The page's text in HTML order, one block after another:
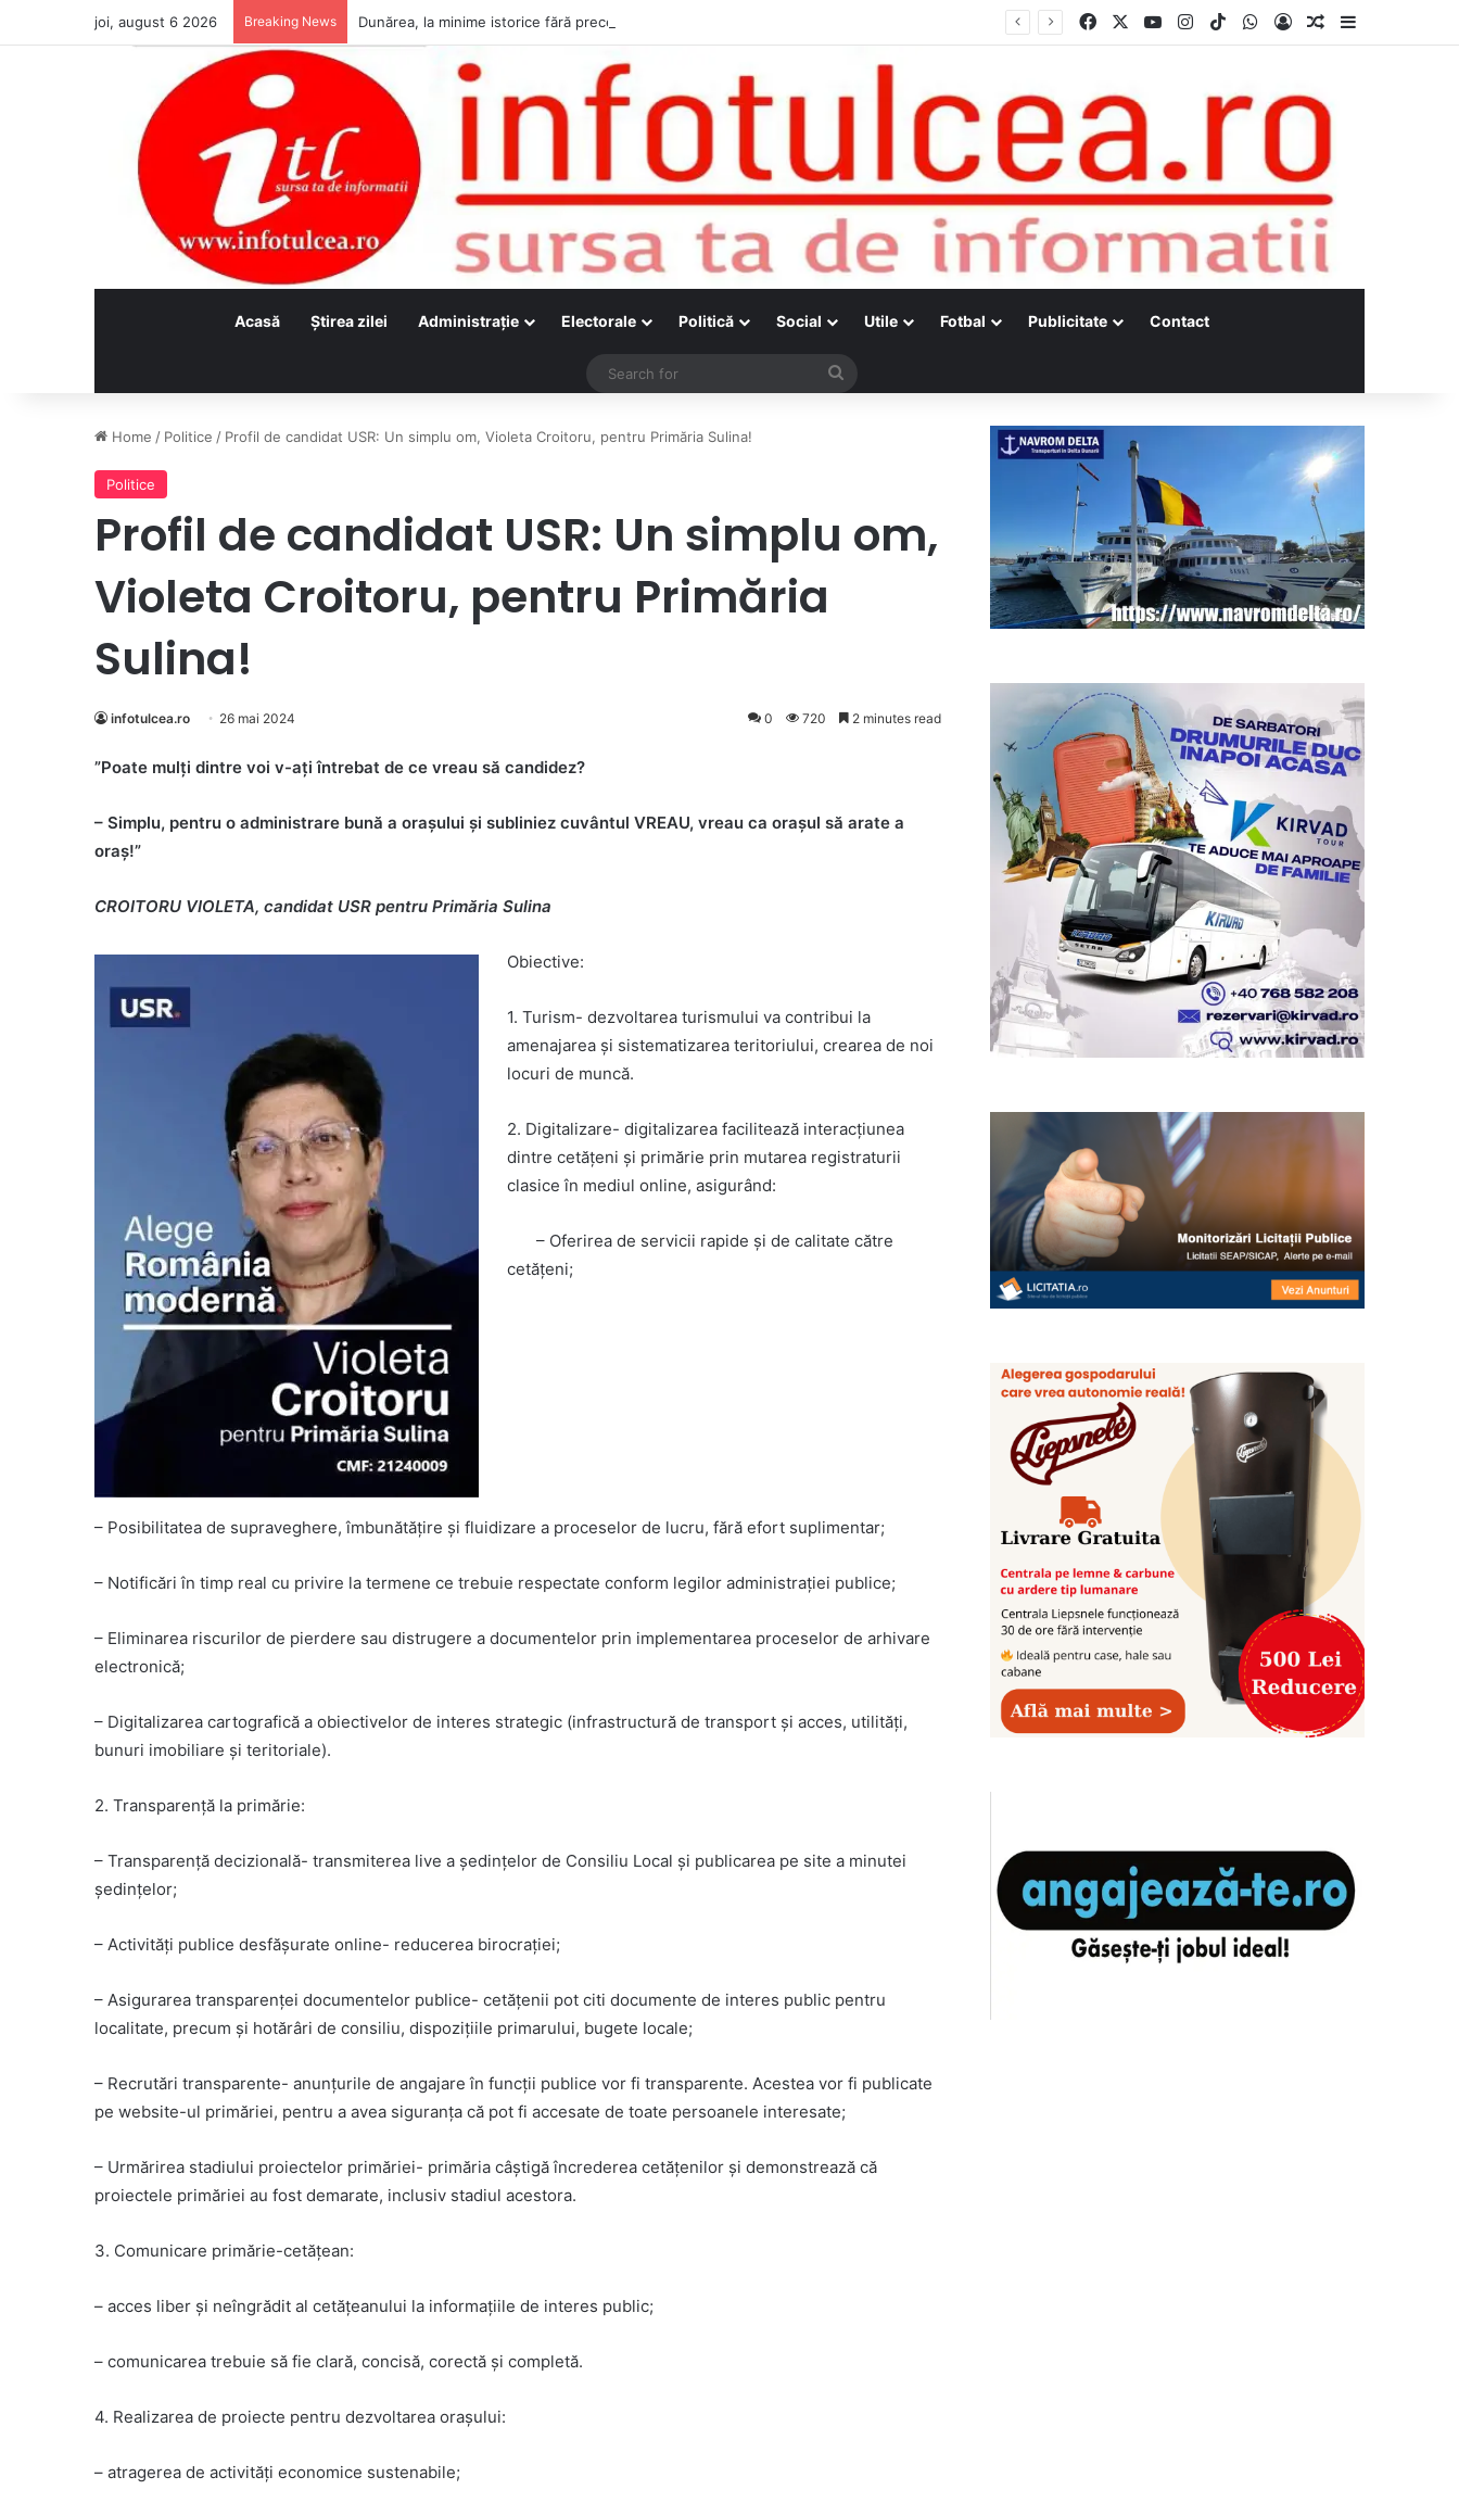
joi, august 6 2026 Breaking News Facebook YouTubeInstagram
TikTokWhatsApp
Log InRandom Article
Acasă Ştirea zilei Administraţie Electorale Politică Social Utile Fotbal Publicitate Contact
Search
Home / Politice / Profil de candidat USR: Un simplu om, Violeta Croitoru, pentru Primăria Sulina!
Politice
Profil de candidat USR: Un simplu om,
Violeta Croitoru, pentru Primăria
Sulina!
infotulcea.ro 26 mai 2024 0 720 2 minutes read
”Poate mulți dintre voi v-ați întrebat de ce vreau să candidez?
– Simplu, pentru o administrare bună a orașului și subliniez cuvântul VREAU, vreau ca orașul să arate a
oraș!”
CROITORU VIOLETA, candidat USR pentru Primăria Sulina
Obiective:
1. Turism- dezvoltarea turismului va contribui la
amenajarea și sistematizarea teritoriului, crearea de noi
locuri de muncă.
2. Digitalizare- digitalizarea facilitează interacțiunea
dintre cetățeni și primărie prin mutarea registraturii
clasice în mediul online, asigurând:
– Oferirea de servicii rapide și de calitate către
cetățeni;
– Posibilitatea de supraveghere, îmbunătățire și fluidizare a proceselor de lucru, fără efort suplimentar;
– Notificări în timp real cu privire la termene ce trebuie respectate conform legilor administrației publice;
– Eliminarea riscurilor de pierdere sau distrugere a documentelor prin implementarea proceselor de arhivare
electronică;
– Digitalizarea cartografică a obiectivelor de interes strategic (infrastructură de transport și acces, utilități,
bunuri imobiliare și teritoriale).
2. Transparență la primărie:
– Transparență decizională- transmiterea live a ședințelor de Consiliu Local și publicarea pe site a minutei
ședințelor;
– Activități publice desfășurate online- reducerea birocrației;
– Asigurarea transparenței documentelor publice- cetățenii pot citi documente de interes public pentru
localitate, precum și hotărâri de consiliu, dispozițiile primarului, bugete locale;
– Recrutări transparente- anunțurile de angajare în funcții publice vor fi transparente. Acestea vor fi publicate
pe website-ul primăriei, pentru a avea siguranța că pot fi accesate de toate persoanele interesate;
– Urmărirea stadiului proiectelor primăriei- primăria câștigă încrederea cetățenilor și demonstrează că
proiectele primăriei au fost demarate, inclusiv stadiul acestora.
3. Comunicare primărie-cetățean:
– acces liber și neîngrădit al cetățeanului la informațiile de interes public;
– comunicarea trebuie să fie clară, concisă, corectă și completă.
4. Realizarea de proiecte pentru dezvoltarea orașului:
– atragerea de activități economice sustenabile;